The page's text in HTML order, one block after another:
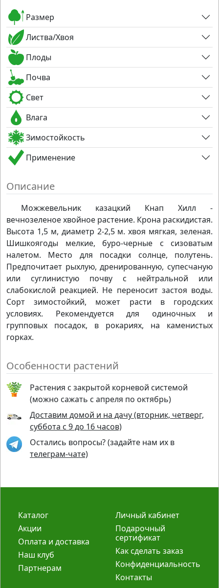
Размер
Листва/Хвоя
Плоды
Почва
Свет
Влага
Зимостойкость
Применение
Описание
Можжевельник казацкий Кнап Хилл -
вечнозеленое хвойное растение. Крона раскидистая.
Высота 1,5 м, диаметр 2-2,5 м. хвоя мягкая, зеленая.
Шишкоягоды мелкие, буро-черные с сизоватым
налетом. Место для посадки солнце, полутень.
Предпочитает рыхлую, дренированную, супесчаную
или суглинистую почву с нейтральной или
слабокислой реакцией. Не переносит застоя воды.
Сорт зимостойкий, может расти в городских
условиях. Рекомендуется для одиночных и
групповых посадок, в рокариях, на каменистых
горках.
Особенности растений
Растения с закрытой корневой системой
(можно сажать с апреля по октябрь)
Доставим домой и на дачу (вторник, четверг,
суббота с 9 до 16 часов)
Остались вопросы? (задайте нам их в
телеграм-чате)
Каталог
Акции
Оплата и доставка
Наш клуб
Партнерам
Личный кабинет
Подарочный
сертификат
Как сделать заказ
Конфиденциальность
Контакты